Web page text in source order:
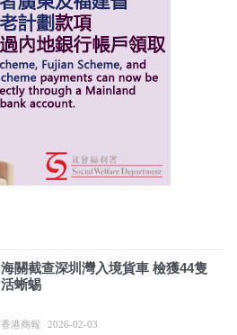
海關截查深圳灣入境貨車 檢獲44隻
活蜥蜴
香港商報 2026-02-03